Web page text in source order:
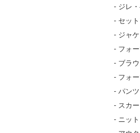
- ジレ
- セッ
- ジャケ
- フォ
- ブラウ
- フォ
- パンツ
- スカー
- ニッ